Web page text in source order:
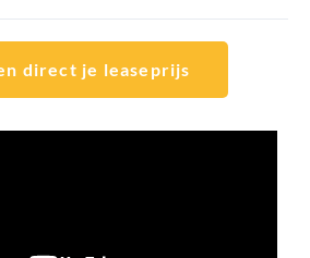
direct je leaseprijs